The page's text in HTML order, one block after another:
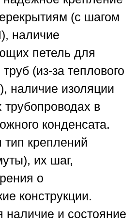
(с шагом
наличие
петель для
(из-за теплового
наличие изоляции
в
конденсата.
тип креплений
их шаг,
о
конструкции.
наличие и состояние